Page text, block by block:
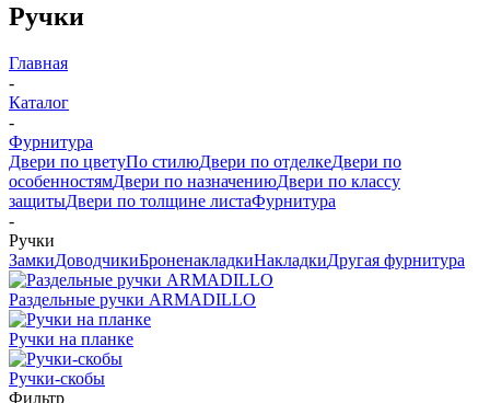
Ручки
Главная
-
Каталог
-
Фурнитура
Двери по цветуПо стилюДвери по отделкеДвери по
особенностямДвери по назначениюДвери по классу
защитыДвери по толщине листаФурнитура
-
Ручки
ЗамкиДоводчикиБроненакладкиНакладкиДругая фурнитура
Раздельные ручки ARMADILLO
Ручки на планке
Ручки-скобы
Фильтр